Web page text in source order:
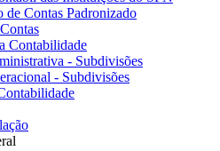
Contas Padronizado
Contabilidade
- Subdivisões
- Subdivisões